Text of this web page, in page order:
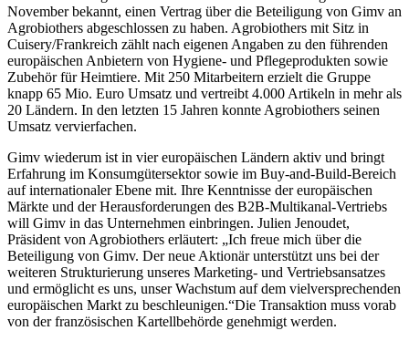
November bekannt, einen Vertrag über die Beteiligung von Gimv an
Agrobiothers abgeschlossen zu haben. Agrobiothers mit Sitz in
Cuisery/Frankreich zählt nach eigenen Angaben zu den führenden
europäischen Anbietern von Hygiene- und Pflegeprodukten sowie
Zubehör für Heimtiere. Mit 250 Mitarbeitern erzielt die Gruppe
knapp 65 Mio. Euro Umsatz und vertreibt 4.000 Artikeln in mehr als
20 Ländern. In den letzten 15 Jahren konnte Agrobiothers seinen
Umsatz vervierfachen.
Gimv wiederum ist in vier europäischen Ländern aktiv und bringt
Erfahrung im Konsumgütersektor sowie im Buy-and-Build-Bereich
auf internationaler Ebene mit. Ihre Kenntnisse der europäischen
Märkte und der Herausforderungen des B2B-Multikanal-Vertriebs
will Gimv in das Unternehmen einbringen. Julien Jenoudet,
Präsident von Agrobiothers erläutert: „Ich freue mich über die
Beteiligung von Gimv. Der neue Aktionär unterstützt uns bei der
weiteren Strukturierung unseres Marketing- und Vertriebsansatzes
und ermöglicht es uns, unser Wachstum auf dem vielversprechenden
europäischen Markt zu beschleunigen.“Die Transaktion muss vorab
von der französischen Kartellbehörde genehmigt werden.